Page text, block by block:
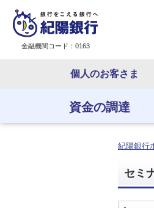
金融機関コード：0163
個人のお客さま
資金の調達
資金
資金
経営
ＥＢ
紀陽銀行
セミ